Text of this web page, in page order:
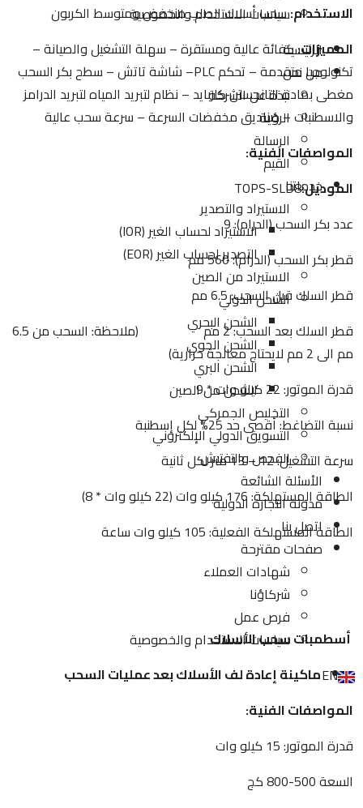
سياسات الاستخدام والخصوصية
الرئيسية
من نحن
نبذة عن الشركة
الرؤية
الرسالة
القيم
خدماتنا
الاستيراد والتصدير
الاستيراد لحساب الغير (IOR)
التصدير لحساب الغير (EOR)
الاستيراد من الصين
الشحن الدولي
الشحن البحري
الشحن الجوي
الشحن البري
الشحن من الصين
التخليص الجمركي
التسويق الدولي الإلكتروني
الفحص والتفتيش
الأسئلة الشائعة
مدونة التجارة الدولية
اتصل بنا
صفحات مقترحة
شهادات العملاء
شركاؤنا
فرص عمل
سياسات الاستخدام والخصوصية
EN
الاستخدام:سحب أسلاك الصلب منخفض ومتوسط الكربون
المميزات:كفائة عالية ومستقرة – سهلة التشغيل والصيانة –
تكنولوجيا متقدمة – تحكم PLC– شاشة تاتش – سطح بكر السحب
مغطى بمادة التانجستن كاربايد – نظام لتبريد المياه لتبريد الدرامز
والاسطنبات – صناديق مخفضات السرعة – سرعة سحب عالية
المواصفات الفنية:
الموديل:TOPS-SLD8
عدد بكر السحب (الدرام): 9
قطر بكر السحب (الدرام): 560 مم
قطر السلك قبل السحب: 6.5 مم
قطر السلك بعد السحب: 2 مم (ملاحظة: السحب من 6.5
مم الى 2 مم لايحتاج معالجة حرارية)
قدرة الموتور: 22 كيلو وات * 9
نسبة التضاغط: أقصى حد 25% لكل إسطنبة
سرعة التشغيل: 12 – 13 متر لكل ثانية
الطاقة المستهلكة: 176 كيلو وات (22 كيلو وات * 8)
الطاقة المستهلكة الفعلية: 105 كيلو وات ساعة
أسطمبات سحب الأسلاك
ماكينة إعادة لف الأسلاك بعد عمليات السحب
المواصفات الفنية:
قدرة الموتور: 15 كيلو وات
السعة 500-800 كج